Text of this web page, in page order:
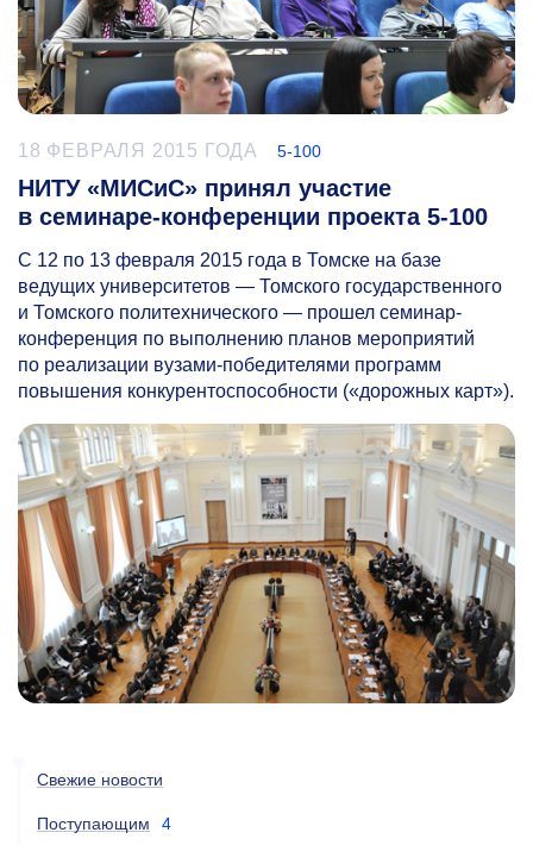
18 ФЕВРАЛЯ 2015 ГОДА 5-100
НИТУ «МИСиС» принял участие
в семинаре-конференции проекта 5-100
С 12 по 13 февраля 2015 года в Томске на базе
ведущих университетов — Томского государственного
и Томского политехнического — прошел семинар-
конференция по выполнению планов мероприятий
по реализации вузами-победителями программ
повышения конкурентоспособности («дорожных карт»).
Свежие новости
Поступающим 4